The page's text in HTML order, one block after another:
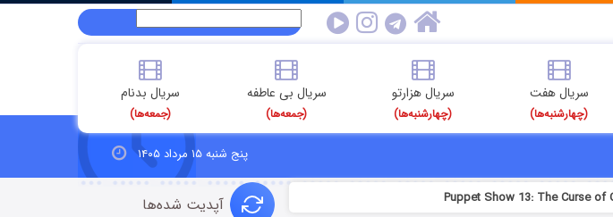
سریال هفت
(چهارشنبه‌ها)
سریال هزارتو
(چهارشنبه‌ها)
سریال بی عاطفه
(جمعه‌ها)
سریال بدنام
(جمعه‌ها)
پنج شنبه ۱۵ مرداد ۱۴۰۵
آپدیت شده‌ها